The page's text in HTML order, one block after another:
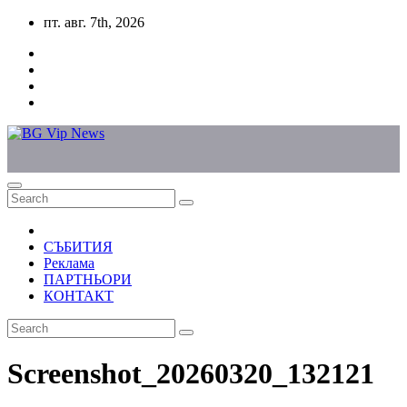
Skip
content
пт. авг. 7th, 2026
СЪБИТИЯ
Реклама
ПАРТНЬОРИ
КОНТАКТ
Screenshot_20260320_132121